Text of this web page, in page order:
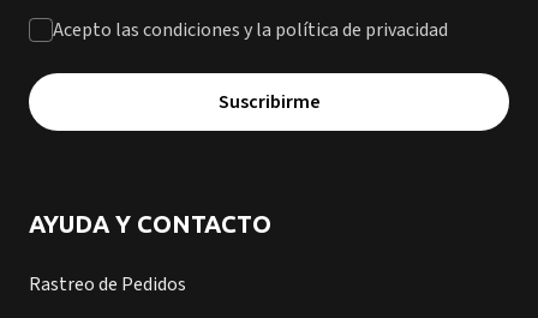
Acepto las condiciones y la política de privacidad
Suscribirme
AYUDA Y CONTACTO
Rastreo de Pedidos